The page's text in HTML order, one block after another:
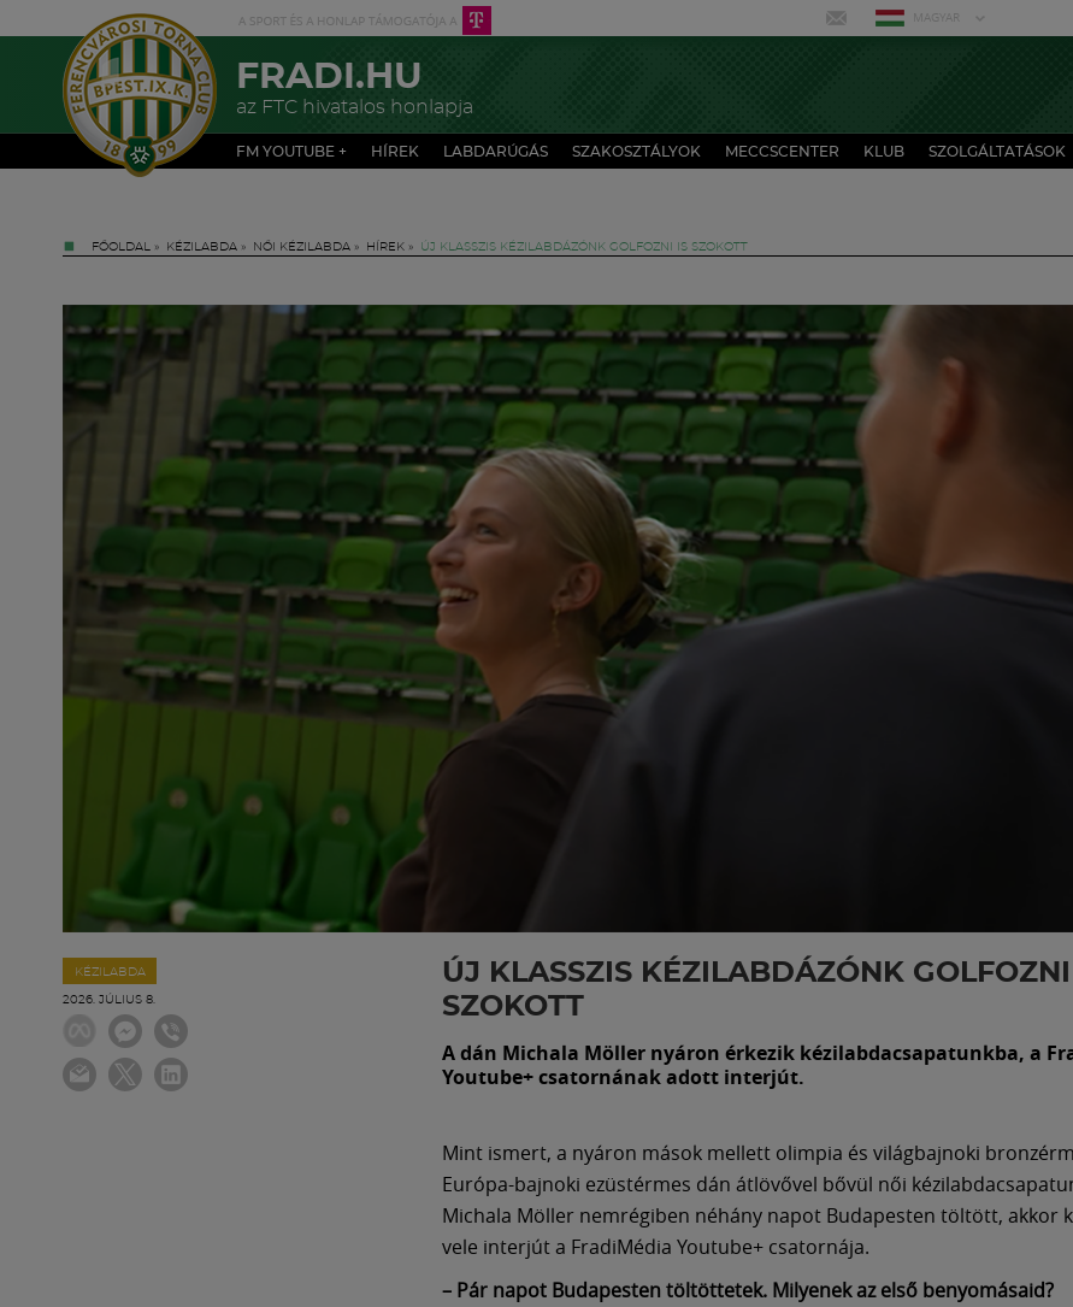
MAGYAR
FRADI.HU
az FTC hivatalos honlapja
FM YOUTUBE + HÍREK LABDARÚGÁS SZAKOSZTÁLYOK MECCSCENTER KLUB SZOLGÁLTATÁSOK
FŐOLDAL » KÉZILABDA » NŐI KÉZILABDA » HÍREK » ÚJ KLASSZIS KÉZILABDÁZÓNK GOLFOZNI IS SZOKOTT
KÉZILABDA
2026. JÚLIUS 8.
ÚJ KLASSZIS KÉZILABDÁZÓNK
SZOKOTT
A dán Michala Möller nyáron érkezik kézilabdacsapatunkba, a
Youtube+ csatornának adott interjút.
Mint ismert, a nyáron mások mellett olimpia és világbajnoki
Európa-bajnoki ezüstérmes dán átlövővel bővül női
Michala Möller nemrégiben néhány napot Budapesten töltött, akkor
vele interjút a FradiMédia Youtube+ csatornája.
– Pár napot Budapesten töltöttetek. Milyenek az első benyomásaid?